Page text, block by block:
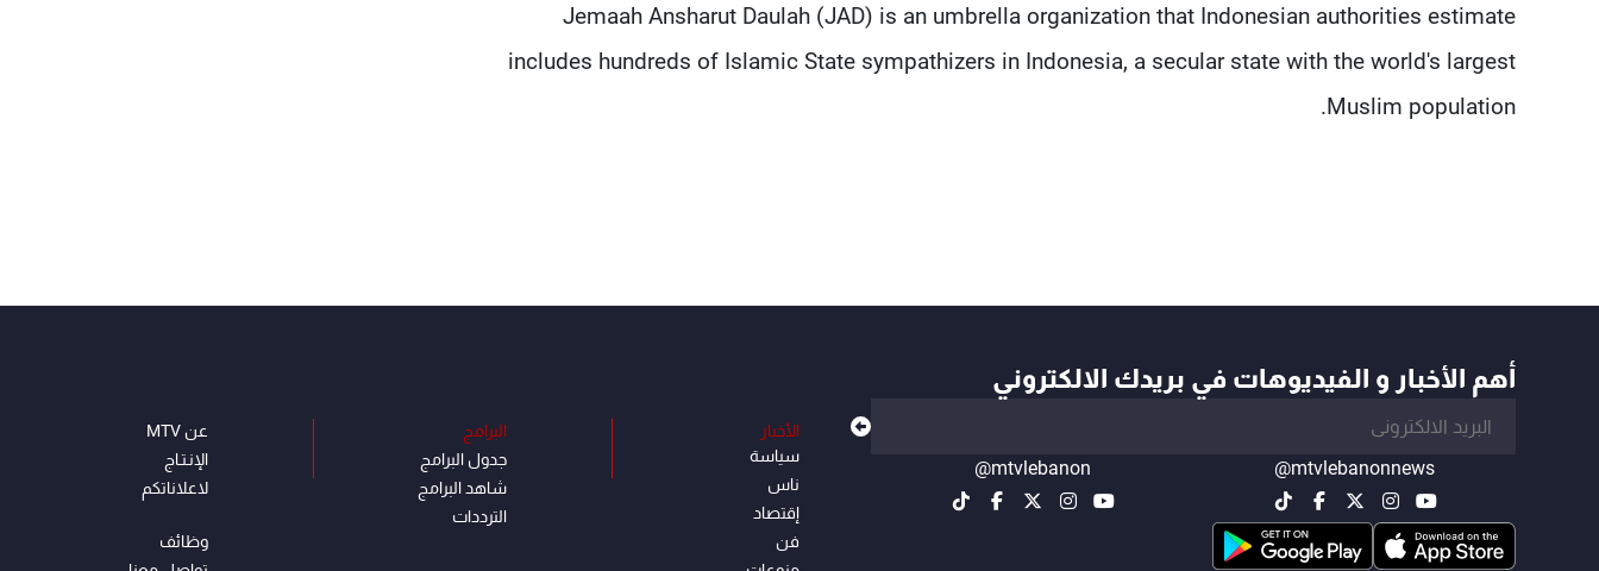
Jemaah Ansharut Daulah (JAD) is an umbrella organization that Indonesian authorities estimate
includes hundreds of Islamic State sympathizers in Indonesia, a secular state with the world's largest
Muslim population.
أهم الأخبار و الفيديوهات في بريدك الالكتروني
@mtvlebanonnews
@mtvlebanon
الأخبار
سياسة
ناس
إقتصاد
فن
البرامج
جدول البرامج
شاهد البرامج
الترددات
عن MTV
الإنـتـاج
لاعلاناتكم
وظائف